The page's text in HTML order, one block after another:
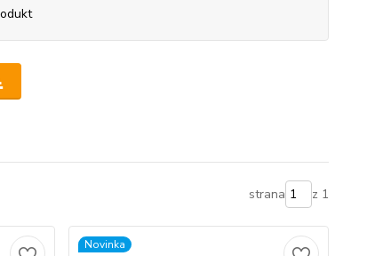
strana z 1
Novinka